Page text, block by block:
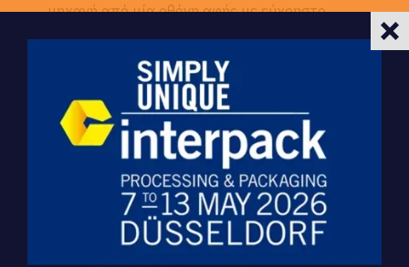
μηχανή από μία οθόνη αφής με εύχρηστο
Η BFF εξοπλίζεται με ογκομετρικό,
δοσομετρικό ή μετρικό σύστημα, κάθε ένα
από τα οποία χρησιμοποιείται για
διαφορετικού τύπου προϊόντα. Επίσης
υπάρχει η δυνατότητα να προσαρμοστεί στην
συσκευαστική μηχανή, μηχανισμός πιέτας,
μηχανισμός δημιουργίας οπής στη
συσκευασία για ανάρτηση σε σταντ,
μηχανισμός προσθήκης αζώτου ή άλλου
αερίου μέσα στην συσκευασία καθώς και